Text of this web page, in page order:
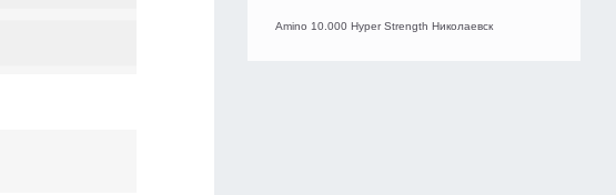
Amino 10.000 Hyper Strength Николаевск